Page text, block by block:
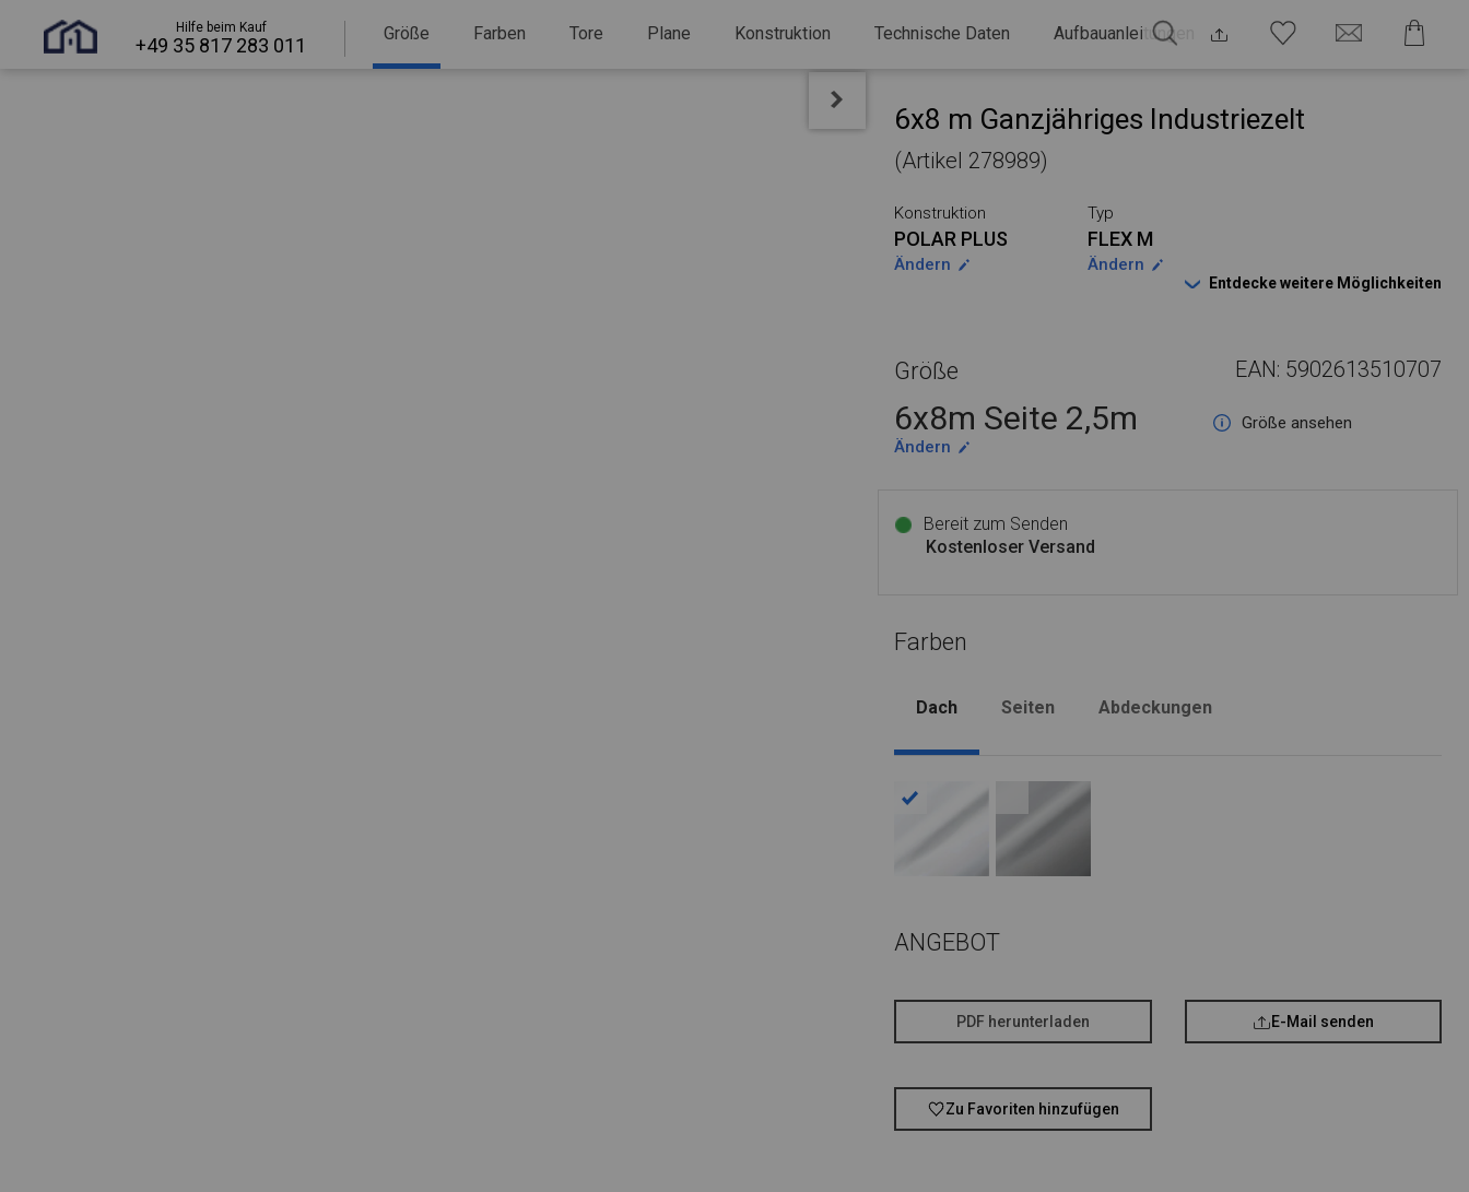
Hilfe beim Kauf
+49 35 817 283 011
Größe Farben Tore Plane Konstruktion Technische Daten Aufbauanleitungen
6x8 m Ganzjähriges Industriezelt
(Artikel 278989)
Konstruktion
POLAR PLUS
Ändern
Typ
FLEX M
Ändern
Entdecke weitere Möglichkeiten
Größe EAN: 5902613510707
6x8m Seite 2,5m
Größe ansehen
Ändern
Bereit zum Senden
Kostenloser Versand
Farben
Dach Seiten Abdeckungen
ANGEBOT
PDF herunterladen E-Mail senden
Zu Favoriten hinzufügen